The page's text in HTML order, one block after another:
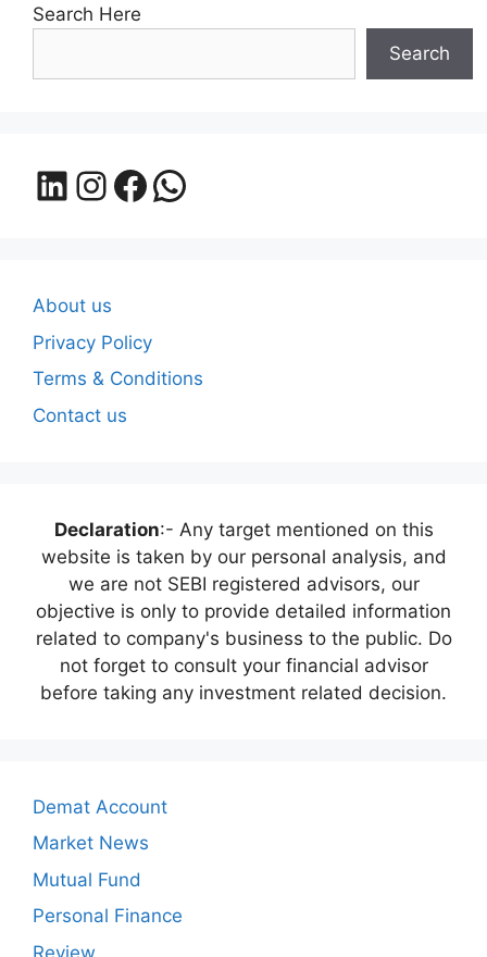
Search Here
Search
LinkedIn
Instagram
Facebook
WhatsApp
About us
Privacy Policy
Terms & Conditions
Contact us
Declaration:- Any target mentioned on this
website is taken by our personal analysis, and
we are not SEBI registered advisors, our
objective is only to provide detailed information
related to company's business to the public. Do
not forget to consult your financial advisor
before taking any investment related decision.
Demat Account
Market News
Mutual Fund
Personal Finance
Review